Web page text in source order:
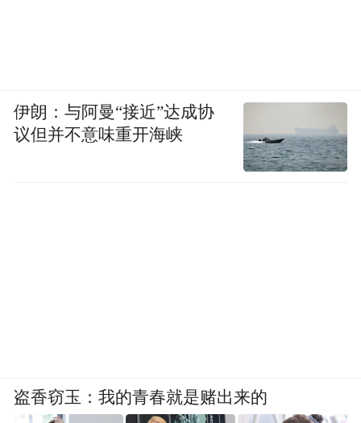
伊朗：与阿曼“接近”达成协
议但并不意味重开海峡
盗香窃玉：我的青春就是赌出来的